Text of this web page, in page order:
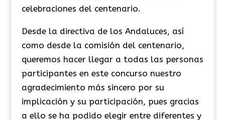
celebraciones del centenario.
Desde la directiva de los Andaluces, así
como desde la comisión del centenario,
queremos hacer llegar a todas las personas
participantes en este concurso nuestro
agradecimiento más sincero por su
implicación y su participación, pues gracias
a ello se ha podido elegir entre diferentes y